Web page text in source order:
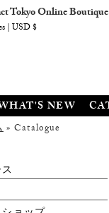
NEW
» Catalogue
Tokyo Online Boutique
| USD $